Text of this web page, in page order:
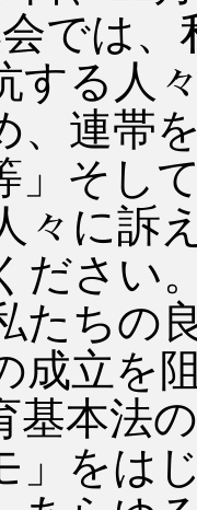
では
する人
、連帯
そし
々に訴
ださい
たちの
成立を
本法
」をは